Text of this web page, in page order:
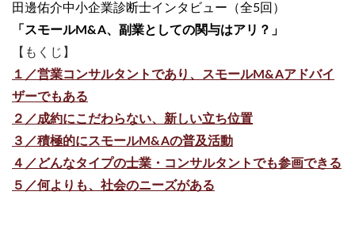
田邊佑介中小企業診断士インタビュー（全5回）
「スモールM&A、副業としての関与はアリ？」
【もくじ】
１／営業コンサルタントであり、スモールM&Aアドバイ
ザーでもある
２／成約にこだわらない、新しい立ち位置
３／積極的にスモールM&Aの普及活動
４／どんなタイプの士業・コンサルタントでも参画できる
５／何よりも、社会のニーズがある